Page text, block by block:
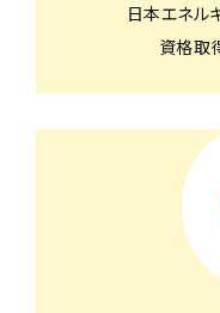
日本エネル
資格取